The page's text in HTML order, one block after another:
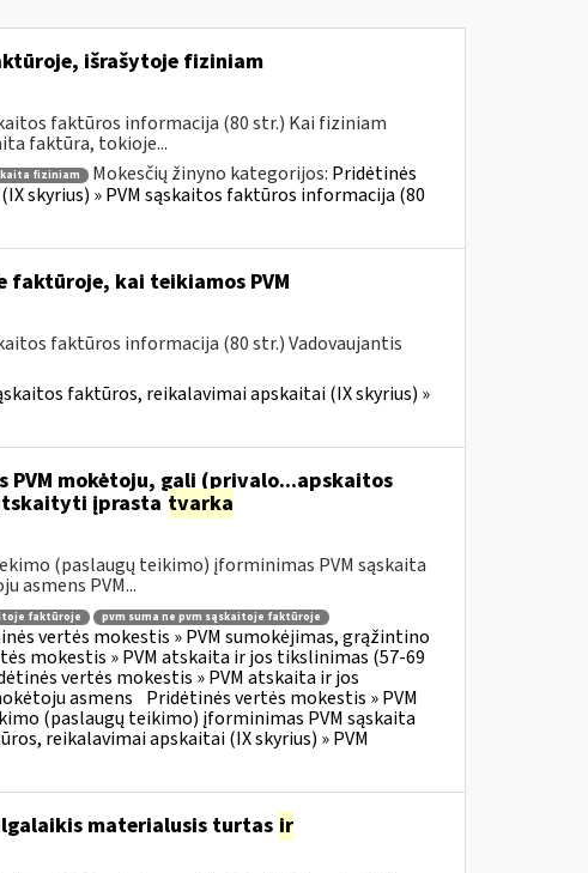
išrašytoje fiziniam
faktūros informacija (80 str.) Kai fiziniam
faktūra, tokioje...
fiziniam Mokesčių žinyno kategorijos: Pridėtinės
skyrius) » PVM sąskaitos faktūros informacija (80
faktūroje, kai teikiamos PVM
faktūros informacija (80 str.) Vadovaujantis
faktūros, reikalavimai apskaitai (IX skyrius) »
mokėtoju, gali (privalo...apskaitos
įprasta tvarka
(paslaugų teikimo) įforminimas PVM sąskaita
asmens PVM...
faktūroje
pvm suma ne pvm sąskaitoje faktūroje
vertės mokestis » PVM sumokėjimas, grąžintino
mokestis » PVM atskaita ir jos tikslinimas (57-69
vertės mokestis » PVM atskaita ir jos
asmens Pridėtinės vertės mokestis » PVM
(paslaugų teikimo) įforminimas PVM sąskaita
reikalavimai apskaitai (IX skyrius) » PVM
materialusis turtas ir